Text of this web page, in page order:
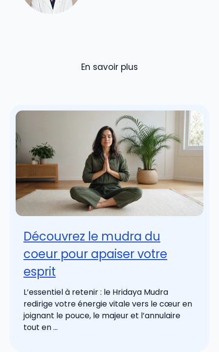
En savoir plus
Découvrez le mudra du
coeur pour apaiser votre
esprit
L’essentiel à retenir : le Hridaya Mudra
redirige votre énergie vitale vers le cœur en
joignant le pouce, le majeur et l’annulaire
tout en ...